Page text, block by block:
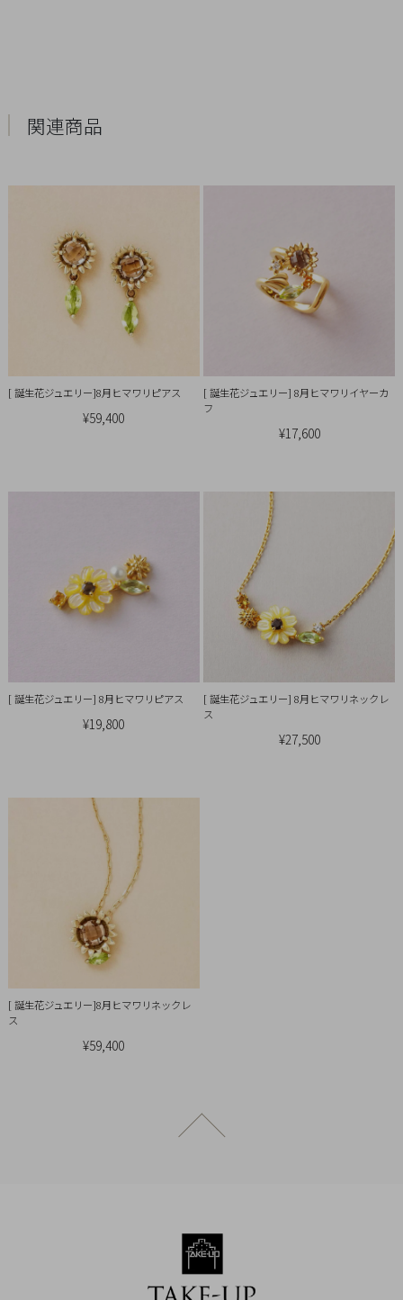
関連商品
[ 誕生花ジュエリー]8月ヒマワリピアス
¥59,400
[ 誕生花ジュエリー] 8月ヒマワリイヤーカ
フ
¥17,600
[ 誕生花ジュエリー] 8月ヒマワリピアス
¥19,800
[ 誕生花ジュエリー] 8月ヒマワリネックレ
ス
¥27,500
[ 誕生花ジュエリー]8月ヒマワリネックレ
ス
¥59,400
ページトップへ戻る
法
に
づ